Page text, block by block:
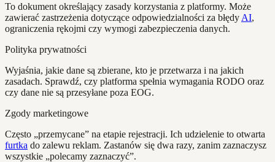
To dokument określający zasady korzystania z platformy. Może
zawierać zastrzeżenia dotyczące odpowiedzialności za błędy AI,
ograniczenia rękojmi czy wymogi zabezpieczenia danych.
Polityka prywatności
Wyjaśnia, jakie dane są zbierane, kto je przetwarza i na jakich
zasadach. Sprawdź, czy platforma spełnia wymagania RODO oraz
czy dane nie są przesyłane poza EOG.
Zgody marketingowe
Często „przemycane” na etapie rejestracji. Ich udzielenie to otwarta
furtka do zalewu reklam. Zastanów się dwa razy, zanim zaznaczysz
wszystkie „polecamy zaznaczyć”.